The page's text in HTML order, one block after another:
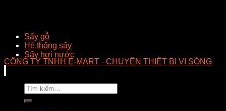
Sấy gỗ
Hệ thống sấy
Sấy hơi nước
CÔNG TY TNHH E-MART - CHUYÊN THIẾT BỊ VI SÓNG
Tìm
kiếm: